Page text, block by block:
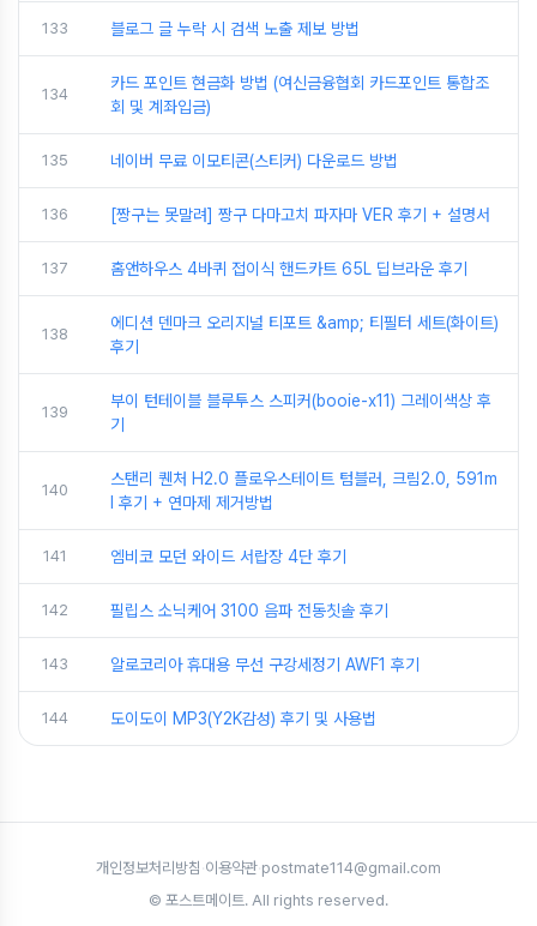
133 블로그 글 누락 시 검색 노출 제보 방법
134
카드 포인트 현금화 방법 (여신금융협회 카드포인트 통합조
회 및 계좌입금)
135 네이버 무료 이모티콘(스티커) 다운로드 방법
136 [짱구는 못말려] 짱구 다마고치 파자마 VER 후기 + 설명서
137 홈앤하우스 4바퀴 접이식 핸드카트 65L 딥브라운 후기
138
에디션 덴마크 오리지널 티포트 &amp; 티필터 세트(화이트)
후기
139
부이 턴테이블 블루투스 스피커(booie-x11) 그레이색상 후
기
140
스탠리 퀜처 H2.0 플로우스테이트 텀블러, 크림2.0, 591m
l 후기 + 연마제 제거방법
141 엠비코 모던 와이드 서랍장 4단 후기
142 필립스 소닉케어 3100 음파 전동칫솔 후기
143 알로코리아 휴대용 무선 구강세정기 AWF1 후기
144 도이도이 MP3(Y2K감성) 후기 및 사용법
개인정보처리방침 ·이용약관·postmate114@gmail.com
© 포스트메이트. All rights reserved.